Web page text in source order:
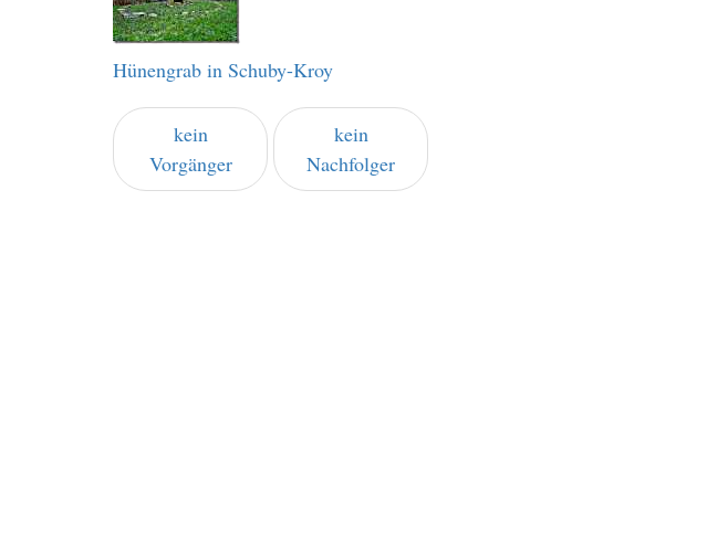
Hünengrab in Schuby-Kroy
kein
Vorgänger
kein
Nachfolger